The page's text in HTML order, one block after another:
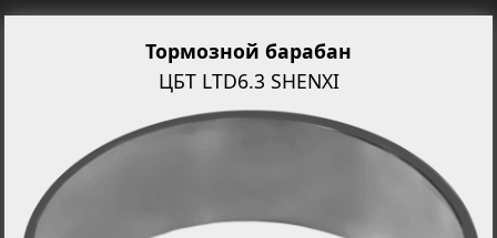
Тормозной барабан
ЦБТ LTD6.3 SHENXI